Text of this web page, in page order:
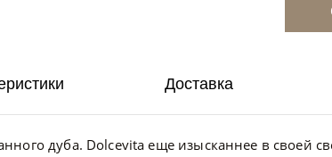
дуба. Dolcevita еще изысканнее в своей
Доставка